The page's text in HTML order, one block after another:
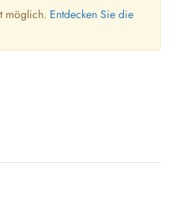
möglich. Entdecken Sie die